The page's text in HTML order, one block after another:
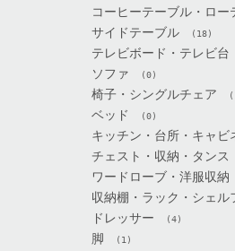
コーヒーテーブル・ロー
サイドテーブル (18)
テレビボード・テレビ台
ソファ (0)
椅子・シングルチェア
ベッド (0)
キッチン・台所・キャビ
チェスト・収納・タンス
ワードローブ・洋服収納
収納棚・ラック・シェル
ドレッサー (4)
脚 (1)